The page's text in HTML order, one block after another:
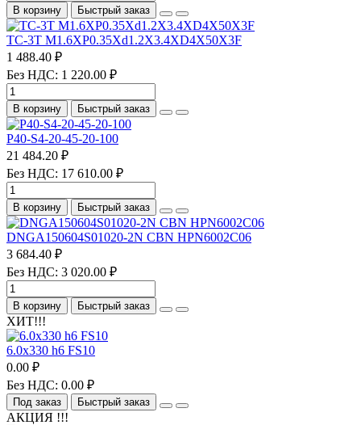
В корзину Быстрый заказ
TC-3T M1.6XP0.35Xd1.2X3.4XD4X50X3F
1 488.40 ₽
Без НДС: 1 220.00 ₽
В корзину Быстрый заказ
P40-S4-20-45-20-100
21 484.20 ₽
Без НДС: 17 610.00 ₽
В корзину Быстрый заказ
DNGA150604S01020-2N CBN HPN6002C06
3 684.40 ₽
Без НДС: 3 020.00 ₽
В корзину Быстрый заказ
ХИТ!!!
6.0х330 h6 FS10
0.00 ₽
Без НДС: 0.00 ₽
Под заказ Быстрый заказ
АКЦИЯ !!!